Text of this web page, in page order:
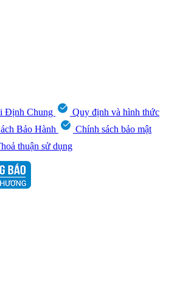
Định Chung
Quy định và hình thức
Bảo Hành
Chính sách bảo mật
thuận sử dụng